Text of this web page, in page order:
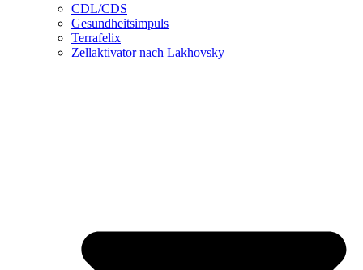
CDL/CDS
Gesundheitsimpuls
Terrafelix
Zellaktivator nach Lakhovsky